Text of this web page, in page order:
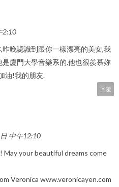
2:10
晚認識到跟你一樣漂亮的美女,我
是廈門大學音樂系的,他也很羨慕妳
油!我的朋友.
回覆
中午12:10
May your beautiful dreams come
Veronica www.veronicayen.com